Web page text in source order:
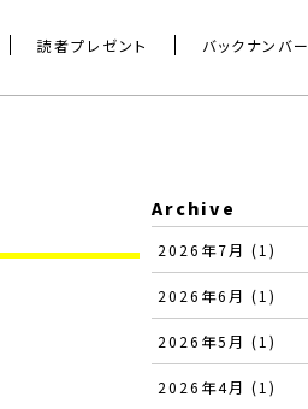
読者プレゼント バックナンバー
Archive
2026年7月 (1)
2026年6月 (1)
2026年5月 (1)
2026年4月 (1)